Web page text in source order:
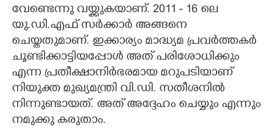
വേണ്ടെന്നു വയ്ക്കുകയാണ്. 2011 - 16 ലെ
യു.ഡി.എഫ് സർക്കാർ അങ്ങനെ
ചെയ്തതുമാണ്. ഇക്കാര്യം മാദ്ധ്യമ പ്രവർത്തകർ
ചൂണ്ടിക്കാട്ടിയപ്പോൾ അത് പരിശോധിക്കും
എന്ന പ്രതീക്ഷാനിർഭരമായ മറുപടിയാണ്
നിയുക്ത മുഖ്യമന്ത്രി വി.ഡി. സതീശനിൽ
നിന്നുണ്ടായത്. അത് അദ്ദേഹം ചെയ്യും എന്നും
നമുക്കു കരുതാം.